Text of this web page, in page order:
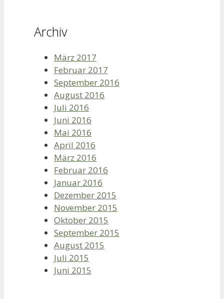
Archiv
März 2017
Februar 2017
September 2016
August 2016
Juli 2016
Juni 2016
Mai 2016
April 2016
März 2016
Februar 2016
Januar 2016
Dezember 2015
November 2015
Oktober 2015
September 2015
August 2015
Juli 2015
Juni 2015